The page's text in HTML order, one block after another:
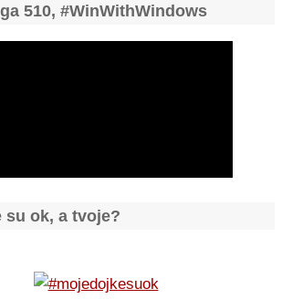
510, #WinWithWindows
su ok, a tvoje?